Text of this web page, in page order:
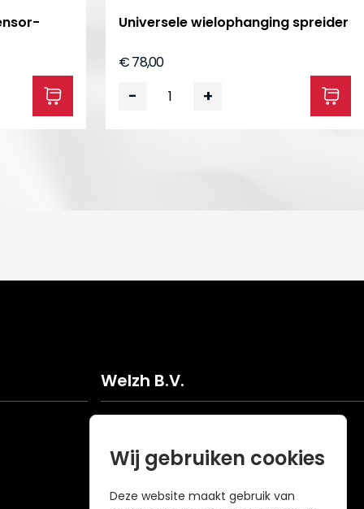
Universele wielophanging spreider
€ 78,00
- +
Welzh B.V.
Nederland
info@welzh.nl
Wij gebruiken cookies
Deze website maakt gebruik van